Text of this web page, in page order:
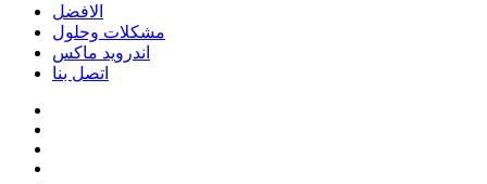
الافضل
مشكلات وحلول
اندرويد ماكس
اتصل بنا